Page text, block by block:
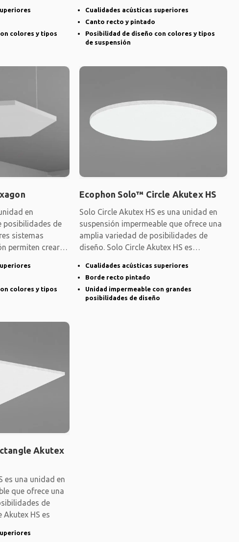
colores y tipos
Cualidades acústicas superiores
Canto recto y pintado
Posibilidad de diseño con colores y tipos
de suspensión
en
posibilidades de
sistemas
permiten crear
colores y tipos
Ecophon Solo™ Circle Akutex HS
Solo Circle Akutex HS es una unidad en
suspensión impermeable que ofrece una
amplia variedad de posibilidades de
diseño. Solo Circle Akutex HS es
Cualidades acústicas superiores
Borde recto pintado
Unidad impermeable con grandes
posibilidades de diseño
Akutex
es una unidad en
que ofrece una
de
Akutex HS es